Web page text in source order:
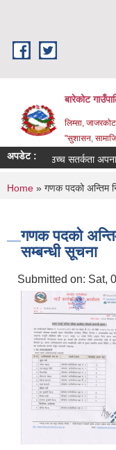
बारेकोट
लिम्सा, जाजरकोट
"सुशासन,
अपडेट :उच्च सतर्कता अपनाउने
You are
Home » गणक पदको अन्तिम
गणक पदको
सम्बन्धी सूचना
Submitted on: Sat,